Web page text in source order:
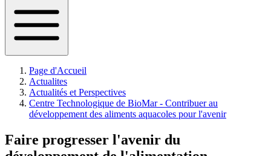
Page d'Accueil
Actualites
Actualités et Perspectives
Centre Technologique de BioMar - Contribuer au
développement des aliments aquacoles pour l'avenir
Faire progresser l'avenir du